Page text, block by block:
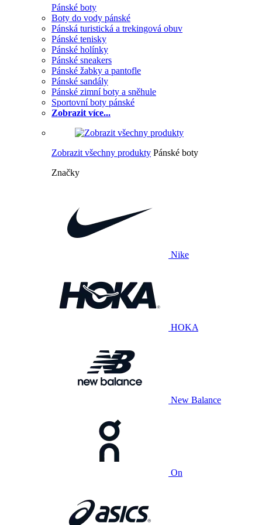
Pánské boty
Boty do vody pánské
Pánská turistická a trekingová obuv
Pánské tenisky
Pánské holínky
Pánské sneakers
Pánské žabky a pantofle
Pánské sandály
Pánské zimní boty a sněhule
Sportovní boty pánské
Zobrazit více...
Zobrazit všechny produkty Pánské boty
Značky
Nike
HOKA
New Balance
On